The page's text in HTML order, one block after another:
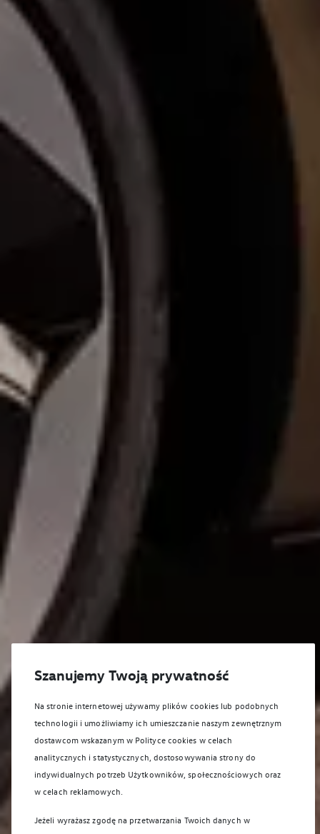
Szanujemy Twoją prywatność
Na stronie internetowej używamy plików cookies lub podobnych
technologii i umożliwiamy ich umieszczanie naszym zewnętrznym
dostawcom wskazanym w Polityce cookies w celach
analitycznych i statystycznych, dostosowywania strony do
indywidualnych potrzeb Użytkowników, społecznościowych oraz
w celach reklamowych.
Jeżeli wyrażasz zgodę na przetwarzania Twoich danych w